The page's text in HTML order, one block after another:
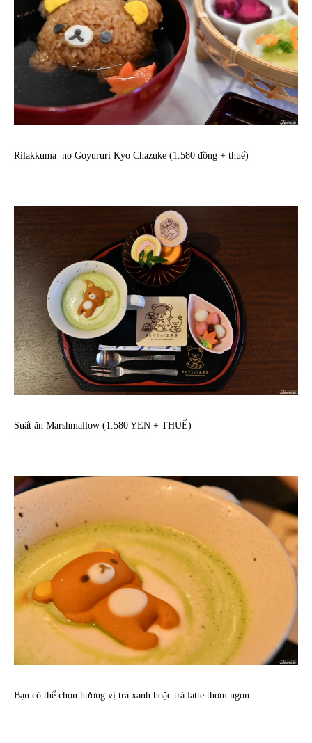
Rilakkuma no Goyururi Kyo Chazuke (1.580 đồng + thuế)
Suất ăn Marshmallow (1.580 YEN + THUẾ)
Bạn có thể chọn hương vị trà xanh hoặc trà latte thơm ngon